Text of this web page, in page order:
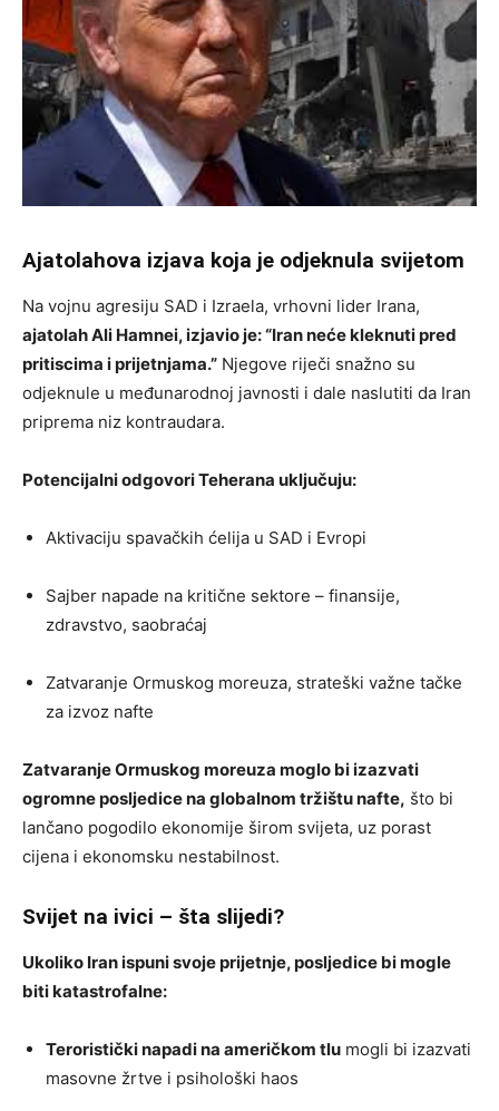
Ajatolahova izjava koja je odjeknula svijetom
Na vojnu agresiju SAD i Izraela, vrhovni lider Irana,
ajatolah Ali Hamnei, izjavio je: “Iran neće kleknuti pred
pritiscima i prijetnjama.” Njegove riječi snažno su
odjeknule u međunarodnoj javnosti i dale naslutiti da Iran
priprema niz kontraudara.
Potencijalni odgovori Teherana uključuju:
Aktivaciju spavačkih ćelija u SAD i Evropi
Sajber napade na kritične sektore – finansije,
zdravstvo, saobraćaj
Zatvaranje Ormuskog moreuza, strateški važne tačke
za izvoz nafte
Zatvaranje Ormuskog moreuza moglo bi izazvati
ogromne posljedice na globalnom tržištu nafte, što bi
lančano pogodilo ekonomije širom svijeta, uz porast
cijena i ekonomsku nestabilnost.
Svijet na ivici – šta slijedi?
Ukoliko Iran ispuni svoje prijetnje, posljedice bi mogle
biti katastrofalne:
Teroristički napadi na američkom tlu mogli bi izazvati
masovne žrtve i psihološki haos